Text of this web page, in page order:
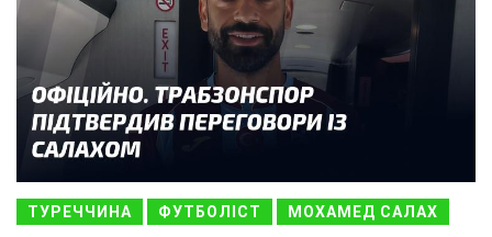
ТУРЕЧЧИНА ФУТБОЛІСТ МОХАМЕД САЛАХ